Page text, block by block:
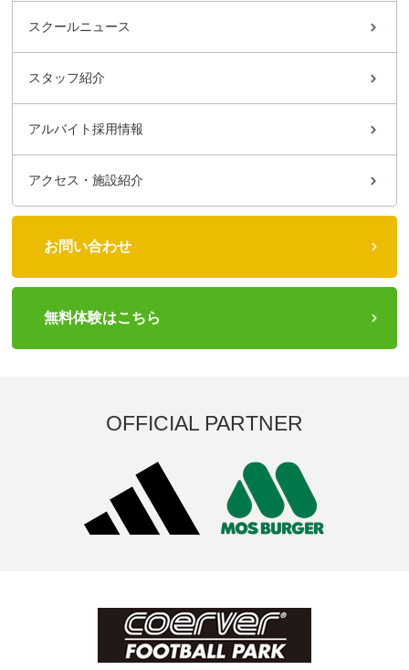
スクールニュース
スタッフ紹介
アルバイト採用情報
アクセス・施設紹介
お問い合わせ
無料体験はこちら
OFFICIAL PARTNER